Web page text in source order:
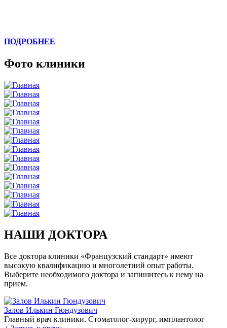
ПОДРОБНЕЕ
Фото клиники
НАШИ ДОКТОРА
Все доктора клиники «Французский стандарт» имеют
высокую квалификацию и многолетний опыт работы.
Выберите необходимого доктора и запишитесь к нему на
прием.
Залов Илькин Гюндузович
Главный врач клиники. Стоматолог-хирург, имплантолог